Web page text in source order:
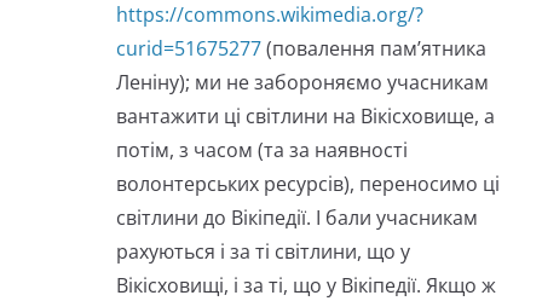
https://commons.wikimedia.org/?
curid=51675277(повалення пам’ятника
Леніну); ми не забороняємо учасникам
вантажити ці світлини на Вікісховище, а
потім, з часом (та за наявності
волонтерських ресурсів), переносимо ці
світлини до Вікіпедії. І бали учасникам
рахуються і за ті світлини, що у
Вікісховищі, і за ті, що у Вікіпедії. Якщо ж